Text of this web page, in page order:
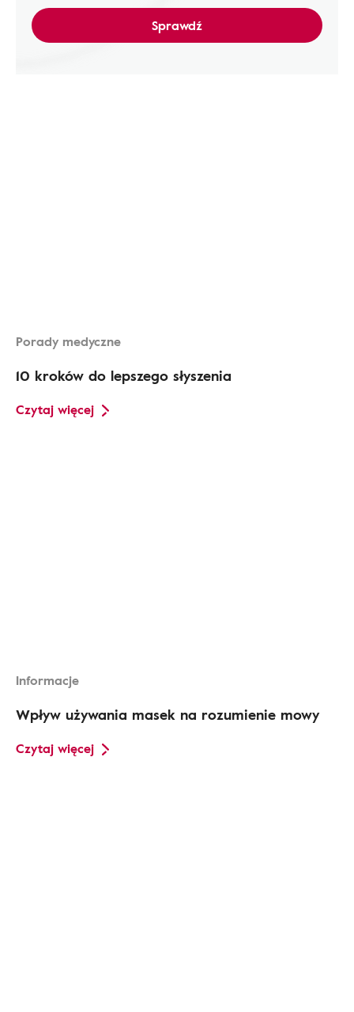
Sprawdź
Porady medyczne
10 kroków do lepszego słyszenia
Czytaj więcej
Informacje
Wpływ używania masek na rozumienie mowy
Czytaj więcej